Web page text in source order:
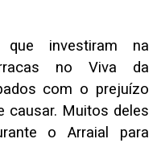
que investiram na
no Viva da
com o prejuízo
causar. Muitos deles
o Arraial para